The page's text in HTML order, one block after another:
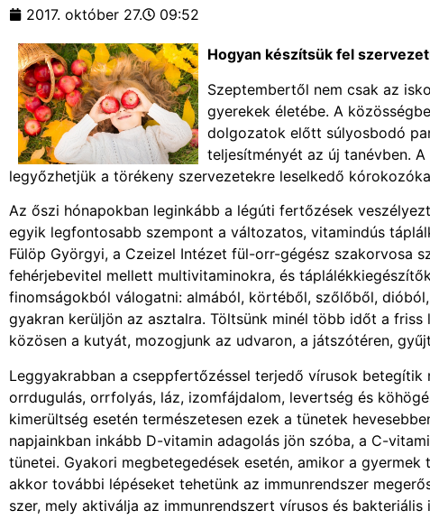
2017. október 27. 09:52
Hogyan készítsük fel
Szeptembertől nem csak az
gyerekek életébe. A
dolgozatok előtt súlyosbodó
teljesítményét az új tanévben.
legyőzhetjük a törékeny szervezetekre leselkedő
Az őszi hónapokban leginkább a légúti fertőzések
egyik legfontosabb szempont a változatos, vitamindús
Fülöp Györgyi, a Czeizel Intézet fül-orr-gégész szakorvosa
fehérjebevitel mellett multivitaminokra, és
finomságokból válogatni: almából, körtéből, szőlőből,
gyakran kerüljön az asztalra. Töltsünk minél több időt a
közösen a kutyát, mozogjunk az udvaron, a játszótéren,
Leggyakrabban a cseppfertőzéssel terjedő vírusok
orrdugulás, orrfolyás, láz, izomfájdalom, levertség és
kimerültség esetén természetesen ezek a tünetek
napjainkban inkább D-vitamin adagolás jön szóba, a C-
tünetei. Gyakori megbetegedések esetén, amikor a
akkor további lépéseket tehetünk az immunrendszer
szer, mely aktiválja az immunrendszert vírusos és